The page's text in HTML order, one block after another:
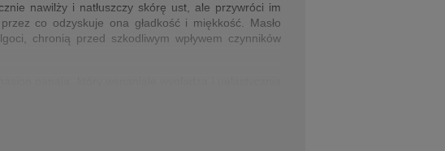
nawilży i natłuszczy skórę ust, ale przywróci im
co odzyskuje ona gładkość i miękkość. Masło
chronią przed szkodliwym wpływem czynników
a także lanolinę, która wnika głęboko w skórę i